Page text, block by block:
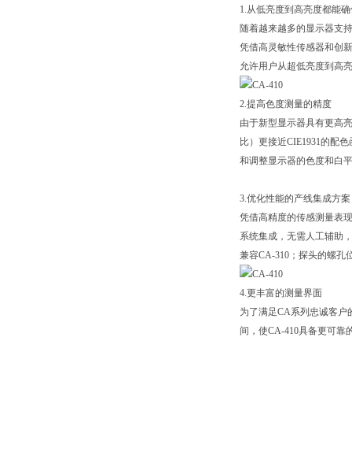
1.从低亮度到高亮度都能
随着越来越多的显示器支
凭借高灵敏性传感器和创
允许用户从超低亮度到高
2.提高色度测量的精度
由于新型显示器具有更高
比）更接近CIE1931的配
和调整显示器的色度和白
3.优化性能的产线集成方案
凭借高精度的传感测量表
系统集成，无需人工辅助
兼容CA-310；探头的螺孔
4.更丰富的测量界面
为了满足CA系列忠诚客户
间，使CA-410具备更可靠